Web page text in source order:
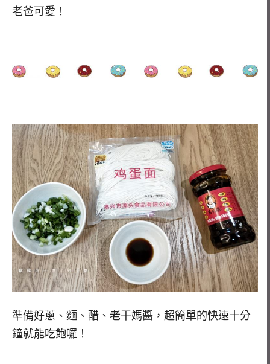
老爸可愛！
準備好蔥、麵、醋、老干媽醬，超簡單的快速十分
鐘就能吃飽囉！